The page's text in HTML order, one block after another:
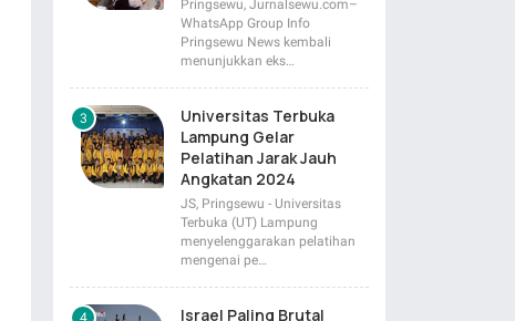
Pringsewu, Jurnalsewu.com–
WhatsApp Group Info
Pringsewu News kembali
menunjukkan eks…
Universitas Terbuka
Lampung Gelar
Pelatihan Jarak Jauh
Angkatan 2024
JS, Pringsewu - Universitas
Terbuka (UT) Lampung
menyelenggarakan pelatihan
mengenai pe…
Israel Paling Brutal